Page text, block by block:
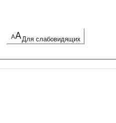
Для слабовидящих